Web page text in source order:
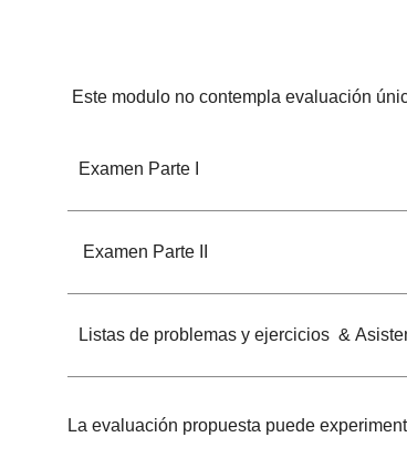
Este modulo no contempla evaluación
Examen Parte I
Examen Parte II
Listas de problemas y ejercicios &
La evaluación propuesta puede